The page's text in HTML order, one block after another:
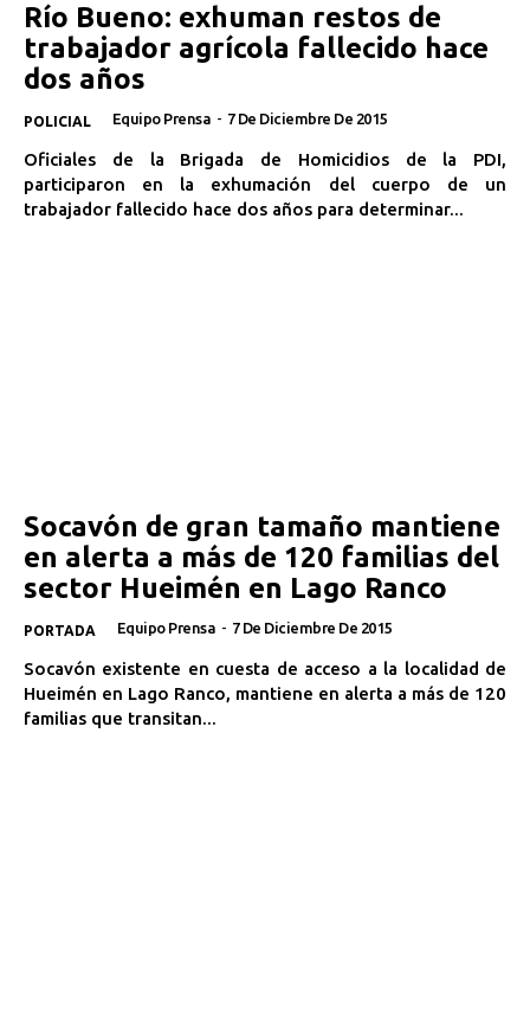
Río Bueno: exhuman restos de
trabajador agrícola fallecido hace
dos años
POLICIAL Equipo Prensa - 7 De Diciembre De 2015
Oficiales de la Brigada de Homicidios de la PDI,
participaron en la exhumación del cuerpo de un
trabajador fallecido hace dos años para determinar...
Socavón de gran tamaño mantiene
en alerta a más de 120 familias del
sector Hueimén en Lago Ranco
PORTADA Equipo Prensa - 7 De Diciembre De 2015
Socavón existente en cuesta de acceso a la localidad de
Hueimén en Lago Ranco, mantiene en alerta a más de 120
familias que transitan...